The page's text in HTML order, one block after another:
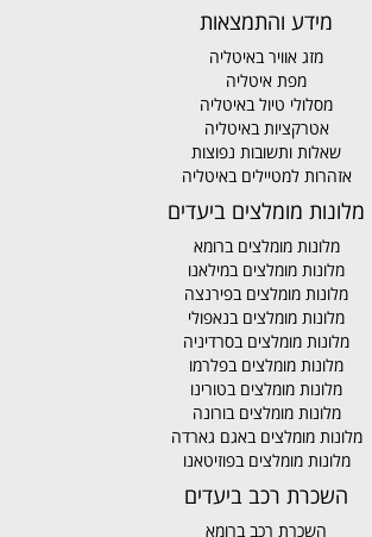
מידע והתמצאות
מזג אוויר באיטליה
מפת איטליה
מסלולי טיול באיטליה
אטרקציות באיטליה
שאלות ותשובות נפוצות
אזהרות למטיילים באיטליה
מלונות מומלצים ביעדים
מלונות מומלצים ברומא
מלונות מומלצים במילאנו
מלונות מומלצים בפירנצה
מלונות מומלצים בנאפולי
מלונות מומלצים בסרדיניה
מלונות מומלצים בפלרמו
מלונות מומלצים בטורינו
מלונות מומלצים בורונה
מלונות מומלצים באגם גארדה
מלונות מומלצים בפוזיטאנו
השכרת רכב ביעדים
השכרת רכב ברומא